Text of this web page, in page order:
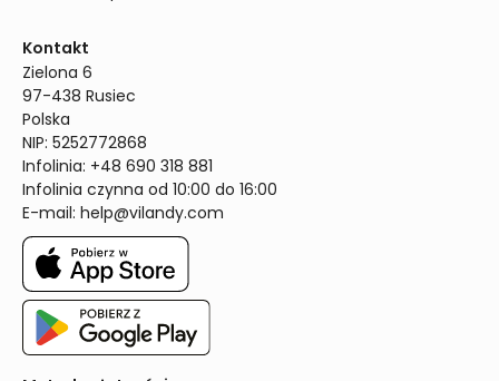
Kontakt
Zielona 6
97-438 Rusiec
Polska
NIP: 5252772868
Infolinia: +48 690 318 881
Infolinia czynna od 10:00 do 16:00
E-mail: help@vilandy.com